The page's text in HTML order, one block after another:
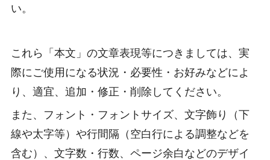
い。
これら「本文」の文章表現等につきましては、実
際にご使用になる状況・必要性・お好みなどによ
り、適宜、追加・修正・削除してください。
また、フォント・フォントサイズ、文字飾り（下
線や太字等）や行間隔（空白行による調整などを
含む）、文字数・行数、ページ余白などのデザイ